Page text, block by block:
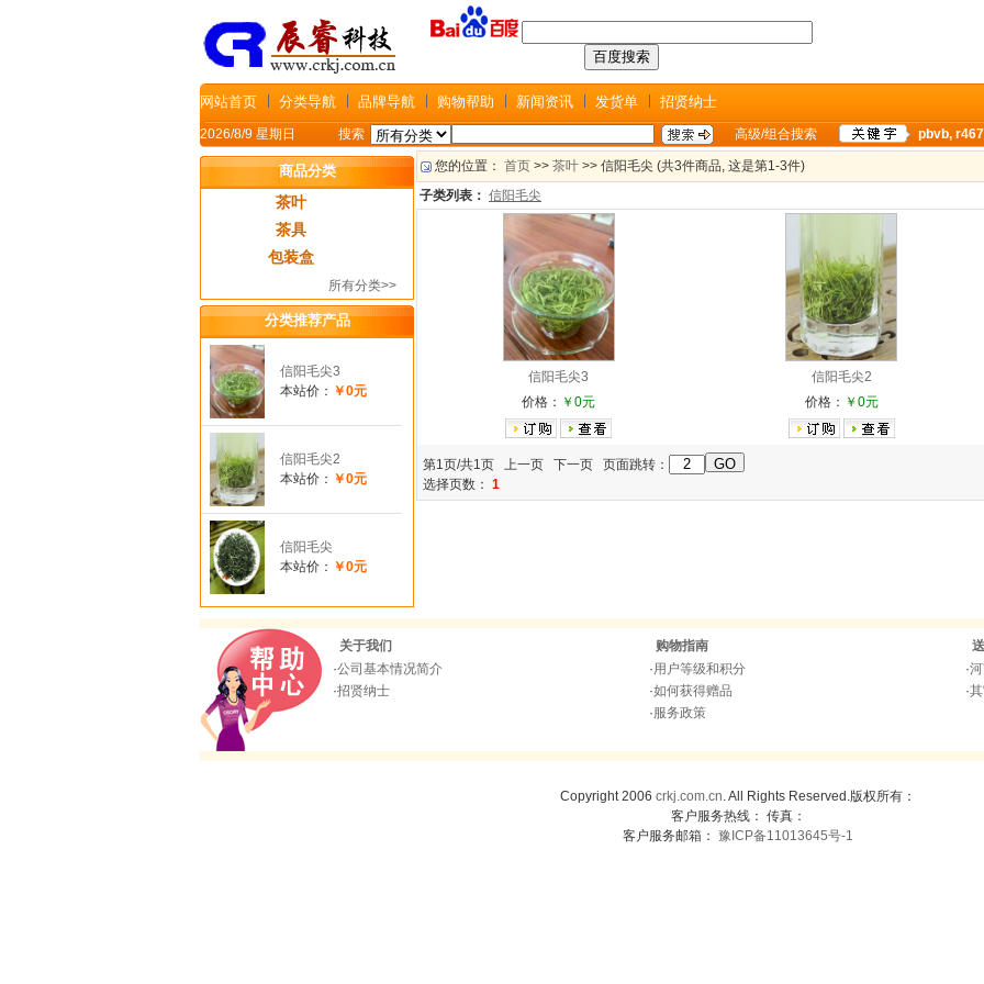
网站首页 分类导航 品牌导航 购物帮助 新闻资讯 发货单 招贤纳士
2026/8/9 星期日 搜索 高级/组合搜索 pbvb, r467
商品分类
茶叶
茶具
包装盒
所有分类>>
分类推荐产品
信阳毛尖3
本站价： ￥0元
信阳毛尖2
本站价： ￥0元
信阳毛尖
本站价： ￥0元
您的位置： 首页 >> 茶叶 >> 信阳毛尖 (共3件商品, 这是第1-3件)
子类列表： 信阳毛尖
信阳毛尖3
价格： ￥0元
信阳毛尖2
价格： ￥0元
第1页/共1页 上一页 下一页 页面跳转：
选择页数： 1
关于我们
·公司基本情况简介
·招贤纳士
购物指南
·用户等级和积分
·如何获得赠品
·服务政策
·
·
Copyright 2006 crkj.com.cn. All Rights Reserved.版权所有：
客户服务热线： 传真：
客户服务邮箱： 豫ICP备11013645号-1